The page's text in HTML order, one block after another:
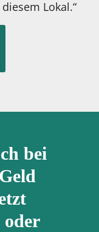
Lokal.“
bei